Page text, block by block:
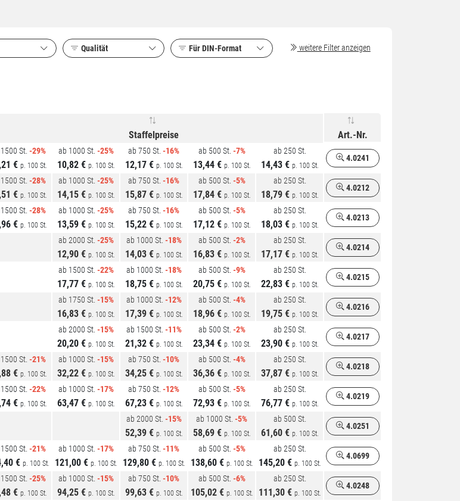
Qualität Für DIN-Format weitere Filter anzeigen
Staffelpreise
Art.-Nr.
St. -29%
€ p. 100 St.
ab 1000 St. -25%
10,82 € p. 100 St.
ab 750 St. -16%
12,17 € p. 100 St.
ab 500 St. -7%
13,44 € p. 100 St.
ab 250 St.
14,43 € p. 100 St.
4.0241
St. -28%
€ p. 100 St.
ab 1000 St. -25%
14,15 € p. 100 St.
ab 750 St. -16%
15,87 € p. 100 St.
ab 500 St. -5%
17,84 € p. 100 St.
ab 250 St.
18,79 € p. 100 St.
4.0212
St. -28%
€ p. 100 St.
ab 1000 St. -25%
13,59 € p. 100 St.
ab 750 St. -16%
15,22 € p. 100 St.
ab 500 St. -5%
17,12 € p. 100 St.
ab 250 St.
18,03 € p. 100 St.
4.0213
ab 2000 St. -25%
12,90 € p. 100 St.
ab 1000 St. -18%
14,03 € p. 100 St.
ab 500 St. -2%
16,83 € p. 100 St.
ab 250 St.
17,17 € p. 100 St.
4.0214
ab 1500 St. -22%
17,77 € p. 100 St.
ab 1000 St. -18%
18,75 € p. 100 St.
ab 500 St. -9%
20,75 € p. 100 St.
ab 250 St.
22,83 € p. 100 St.
4.0215
ab 1750 St. -15%
16,83 € p. 100 St.
ab 1000 St. -12%
17,39 € p. 100 St.
ab 500 St. -4%
18,96 € p. 100 St.
ab 250 St.
19,75 € p. 100 St.
4.0216
ab 2000 St. -15%
20,20 € p. 100 St.
ab 1500 St. -11%
21,32 € p. 100 St.
ab 500 St. -2%
23,34 € p. 100 St.
ab 250 St.
23,90 € p. 100 St.
4.0217
St. -21%
€ p. 100 St.
ab 1000 St. -15%
32,22 € p. 100 St.
ab 750 St. -10%
34,25 € p. 100 St.
ab 500 St. -4%
36,36 € p. 100 St.
ab 250 St.
37,87 € p. 100 St.
4.0218
St. -22%
€ p. 100 St.
ab 1000 St. -17%
63,47 € p. 100 St.
ab 750 St. -12%
67,23 € p. 100 St.
ab 500 St. -5%
72,93 € p. 100 St.
ab 250 St.
76,77 € p. 100 St.
4.0219
ab 2000 St. -15%
52,39 € p. 100 St.
ab 1000 St. -5%
58,69 € p. 100 St.
ab 500 St.
61,60 € p. 100 St.
4.0251
St. -21%
€ p. 100 St.
ab 1000 St. -17%
121,00 € p. 100 St.
ab 750 St. -11%
129,80 € p. 100 St.
ab 500 St. -5%
138,60 € p. 100 St.
ab 250 St.
145,20 € p. 100 St.
4.0699
St. -25%
€ p. 100 St.
ab 1000 St. -15%
94,25 € p. 100 St.
ab 750 St. -10%
99,63 € p. 100 St.
ab 500 St. -6%
105,02 € p. 100 St.
ab 250 St.
111,30 € p. 100 St.
4.0248